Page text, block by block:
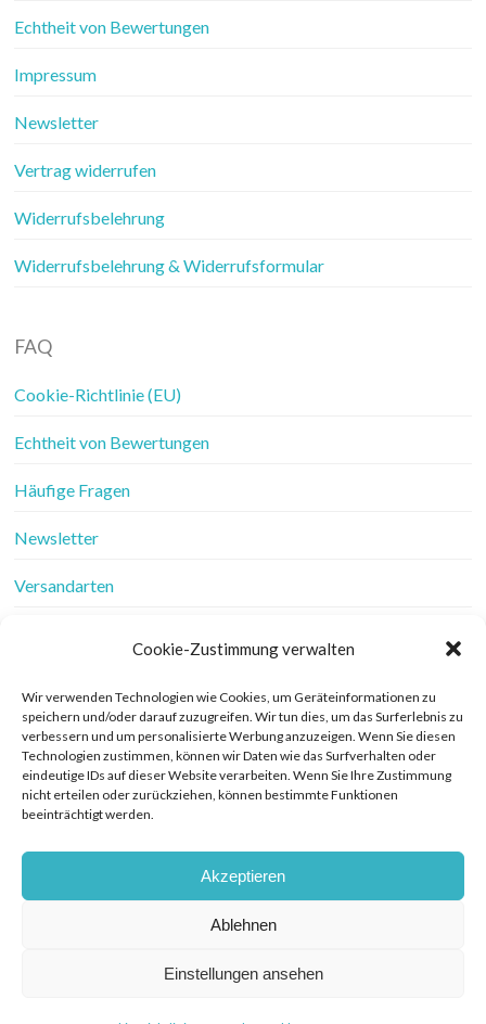
Cookie-Zustimmung verwalten
Wir verwenden Technologien wie Cookies, um Geräteinformationen zu
speichern und/oder darauf zuzugreifen. Wir tun dies, um das Surferlebnis zu
verbessern und um personalisierte Werbung anzuzeigen. Wenn Sie diesen
Technologien zustimmen, können wir Daten wie das Surfverhalten oder
eindeutige IDs auf dieser Website verarbeiten. Wenn Sie Ihre Zustimmung
nicht erteilen oder zurückziehen, können bestimmte Funktionen
beeinträchtigt werden.
Akzeptieren
Ablehnen
Einstellungen ansehen
Echtheit von Bewertungen
Impressum
Newsletter
Vertrag widerrufen
Widerrufsbelehrung
Widerrufsbelehrung & Widerrufsformular
FAQ
Cookie-Richtlinie (EU)
Echtheit von Bewertungen
Häufige Fragen
Newsletter
Versandarten
Werbung
Widerrufsbelehrung
Zahlungsarten
© COPYRIGHT FRAU FADENSCHEIN 2019. THEME BY BLUCHIC